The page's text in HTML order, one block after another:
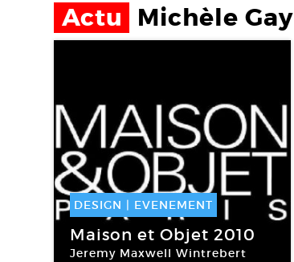
Actu Michèle Gay
DESIGN EVENEMENT
22 Jan -26 Jan 2010
Maison et Objet 2010
Jeremy Maxwell Wintrebert